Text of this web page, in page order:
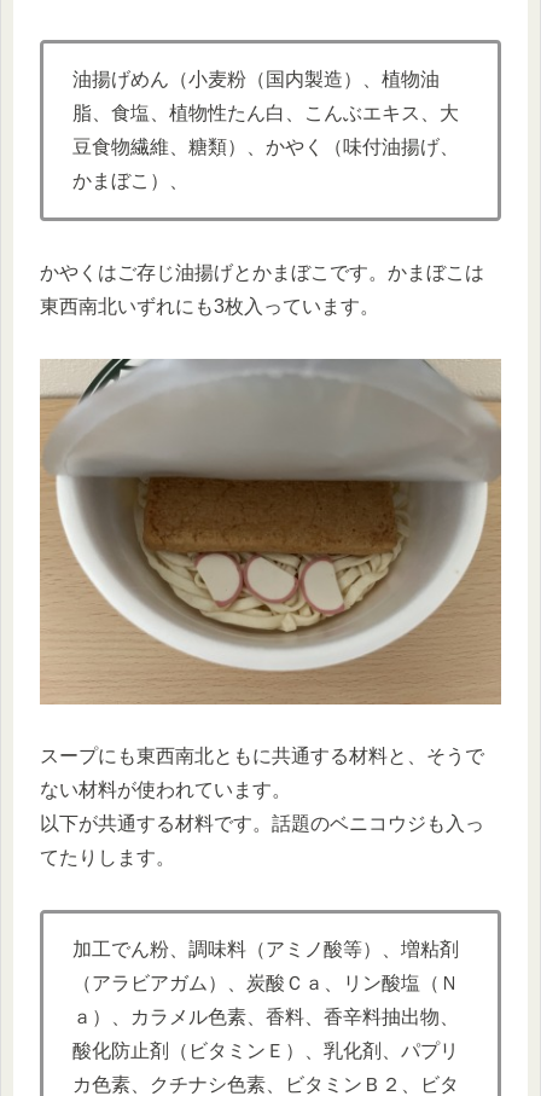
油揚げめん（小麦粉（国内製造）、植物油
脂、食塩、植物性たん白、こんぶエキス、大
豆食物繊維、糖類）、かやく（味付油揚げ、
かまぼこ）、
かやくはご存じ油揚げとかまぼこです。かまぼこは
東西南北いずれにも3枚入っています。
スープにも東西南北ともに共通する材料と、そうで
ない材料が使われています。
以下が共通する材料です。話題のベニコウジも入っ
てたりします。
加工でん粉、調味料（アミノ酸等）、増粘剤
（アラビアガム）、炭酸Ｃａ、リン酸塩（Ｎ
ａ）、カラメル色素、香料、香辛料抽出物、
酸化防止剤（ビタミンＥ）、乳化剤、パプリ
カ色素、クチナシ色素、ビタミンＢ２、ビタ